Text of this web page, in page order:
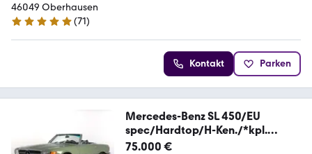
46049 Oberhausen
5 Sterne
(71)
Kontakt Parken
Mercedes-Benz SL 450/EU
spec/Hardtop/H-Ken./*kpl.
Restauriert*
75.000 €